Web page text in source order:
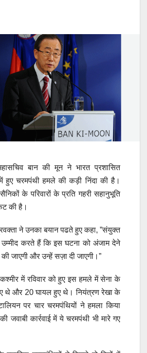
बान की मून ने भारत प्रशासित
हुए चरमपंथी हमले की कड़ी निंदा की है।
के परिवारों के प्रति गहरी सहानुभूति
की है।
ने उनका बयान पढते हुए कहा, ”संयुक्त
उम्मीद करते हैं कि इस घटना को अंजाम देने
जाएगी और उन्हें सज़ा दी जाएगी।”
में रविवार को हुए इस हमले में सेना के
थे और 20 घायल हुए थे। नियंत्रण रेखा के
पर चार चरमपंथियों ने हमला किया
जवाबी कार्रवाई में ये चरमपंथी भी मारे गए